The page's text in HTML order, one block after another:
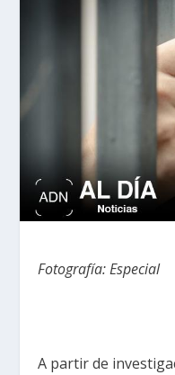
Fotografía: Especial
A partir de